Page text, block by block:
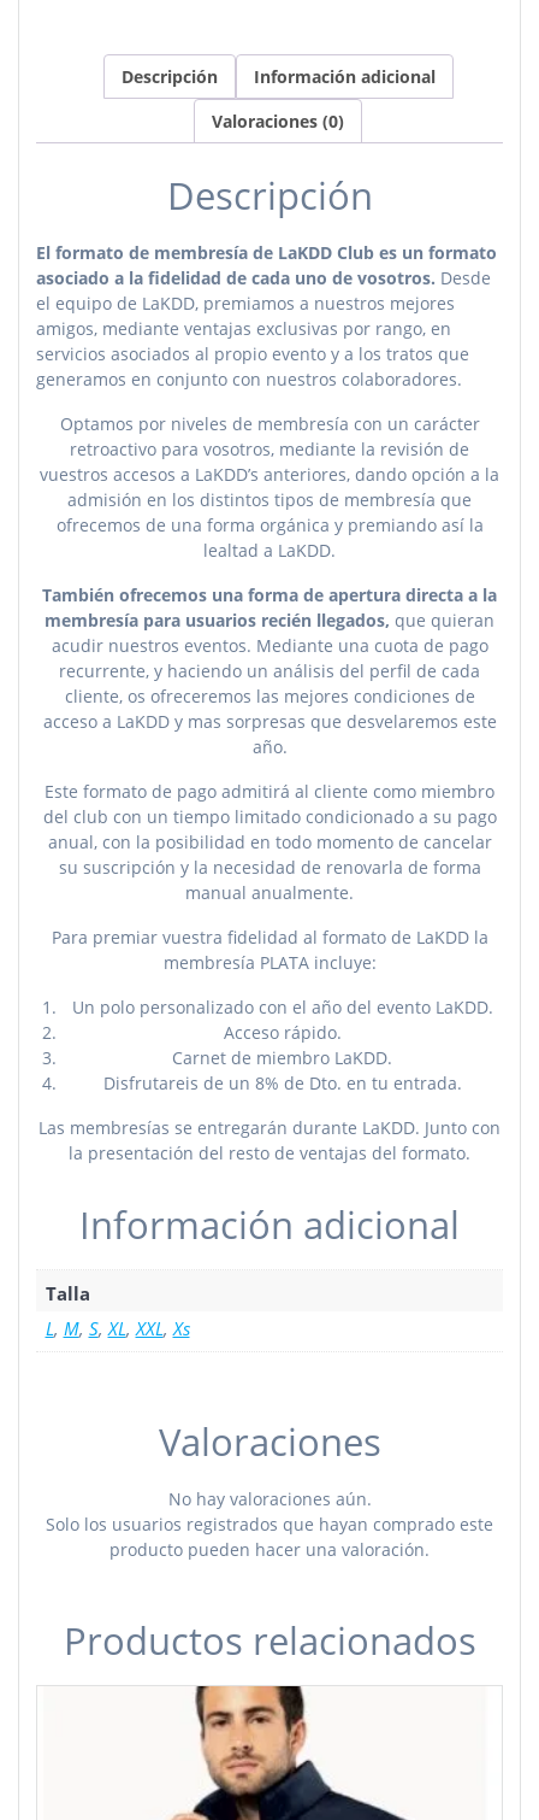
Descripción
Información adicional
Valoraciones (0)
Descripción
El formato de membresía de LaKDD Club es un formato
asociado a la fidelidad de cada uno de vosotros. Desde
el equipo de LaKDD, premiamos a nuestros mejores
amigos, mediante ventajas exclusivas por rango, en
servicios asociados al propio evento y a los tratos que
generamos en conjunto con nuestros colaboradores.
Optamos por niveles de membresía con un carácter
retroactivo para vosotros, mediante la revisión de
vuestros accesos a LaKDD’s anteriores, dando opción a la
admisión en los distintos tipos de membresía que
ofrecemos de una forma orgánica y premiando así la
lealtad a LaKDD.
También ofrecemos una forma de apertura directa a la
membresía para usuarios recién llegados, que quieran
acudir nuestros eventos. Mediante una cuota de pago
recurrente, y haciendo un análisis del perfil de cada
cliente, os ofreceremos las mejores condiciones de
acceso a LaKDD y mas sorpresas que desvelaremos este
año.
Este formato de pago admitirá al cliente como miembro
del club con un tiempo limitado condicionado a su pago
anual, con la posibilidad en todo momento de cancelar
su suscripción y la necesidad de renovarla de forma
manual anualmente.
Para premiar vuestra fidelidad al formato de LaKDD la
membresía PLATA incluye:
Un polo personalizado con el año del evento LaKDD.
Acceso rápido.
Carnet de miembro LaKDD.
Disfrutareis de un 8% de Dto. en tu entrada.
Las membresías se entregarán durante LaKDD. Junto con
la presentación del resto de ventajas del formato.
Información adicional
Talla
L, M, S,XL,XXL,Xs
Valoraciones
No hay valoraciones aún.
Solo los usuarios registrados que hayan comprado este
producto pueden hacer una valoración.
Productos relacionados